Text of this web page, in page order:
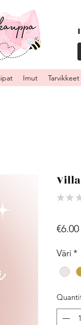
Imut Tarvikkeet
★ ★
€6.00
Väri *